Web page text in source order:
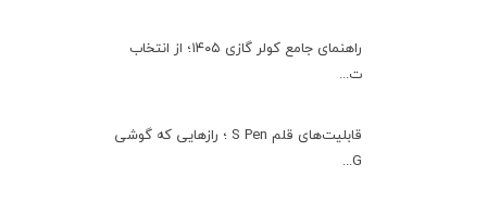
راهنمای جامع کولر گازی ۱۴۰۵؛ از انتخاب
ت...
قابلیت‌های قلم S Pen ؛ رازهایی که گوشی
G...